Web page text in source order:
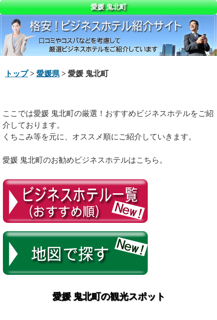
愛媛 鬼北町
トップ> 愛媛県 > 愛媛 鬼北町
ここでは愛媛 鬼北町の厳選！おすすめビジネスホテルをご紹
介しております。
くちこみ等を元に、オススメ順にご紹介していきます。
愛媛 鬼北町のお勧めビジネスホテルはこちら。
愛媛 鬼北町の観光スポット